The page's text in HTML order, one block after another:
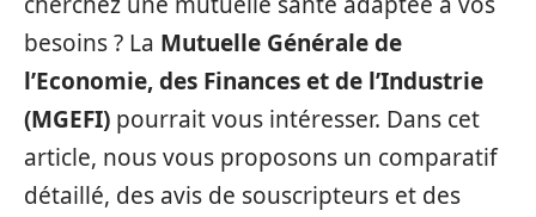
besoins ? La Mutuelle Générale de
l’Economie, des Finances et de l’Industrie
(MGEFI) pourrait vous intéresser. Dans cet
article, nous vous proposons un comparatif
détaillé, des avis de souscripteurs et des